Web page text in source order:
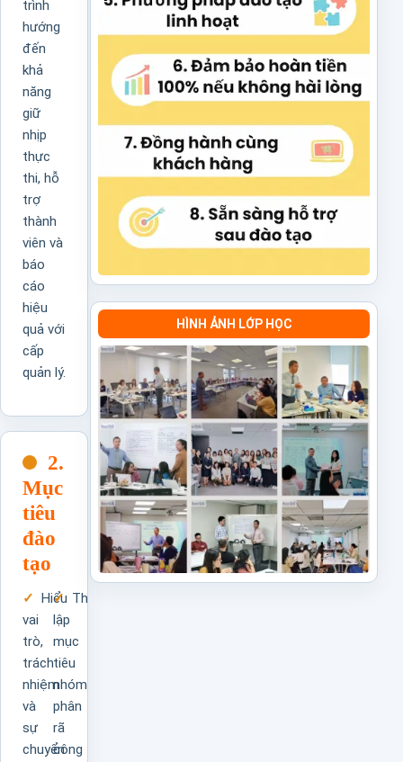
trình
hướng
đến
khả
năng
giữ
nhịp
thực
thi, hỗ
trợ
thành
viên và
báo
cáo
hiệu
quả với
cấp
quản lý.
2.
Mục
tiêu
đào
tạo
Hiểu
vai
trò,
trách
nhiệm
và
sự
chuyển
Thiết
lập
mục
tiêu
nhóm,
phân
rã
công
HÌNH ẢNH LỚP HỌC